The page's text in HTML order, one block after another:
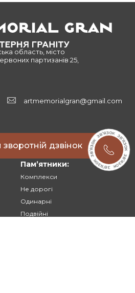
область, місто
партизанів 25,
artmemorialgran@gmail.com
дзвінок
Памʼятники:
Комплекси
Не дорогі
Одинарні
Подвійні